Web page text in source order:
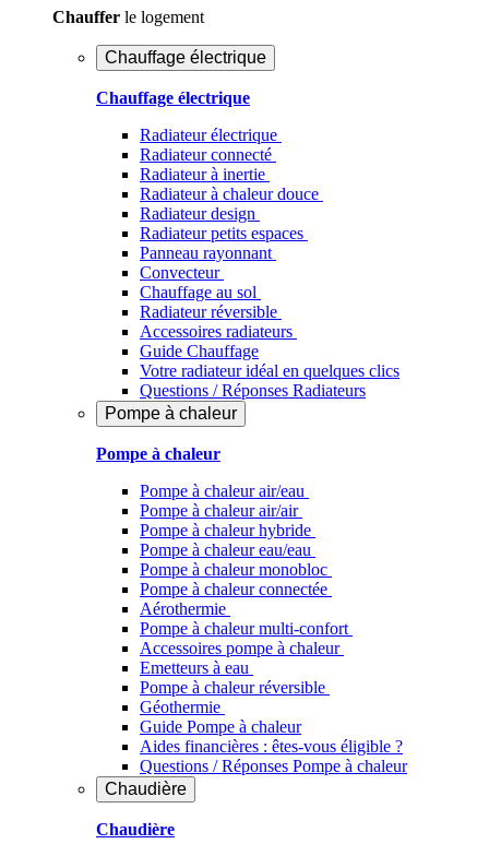
Chauffer le logement
Chauffage électrique
Chauffage électrique
Radiateur électrique
Radiateur connecté
Radiateur à inertie
Radiateur à chaleur douce
Radiateur design
Radiateur petits espaces
Panneau rayonnant
Convecteur
Chauffage au sol
Radiateur réversible
Accessoires radiateurs
Guide Chauffage
Votre radiateur idéal en quelques clics
Questions / Réponses Radiateurs
Pompe à chaleur
Pompe à chaleur
Pompe à chaleur air/eau
Pompe à chaleur air/air
Pompe à chaleur hybride
Pompe à chaleur​ eau/eau
Pompe à chaleur monobloc
Pompe à chaleur connectée
Aérothermie
Pompe à chaleur multi-confort
Accessoires pompe à chaleur
Emetteurs à eau
Pompe à chaleur réversible
Géothermie
Guide Pompe à chaleur
Aides financières : êtes-vous éligible ?
Questions / Réponses Pompe à chaleur
Chaudière
Chaudière